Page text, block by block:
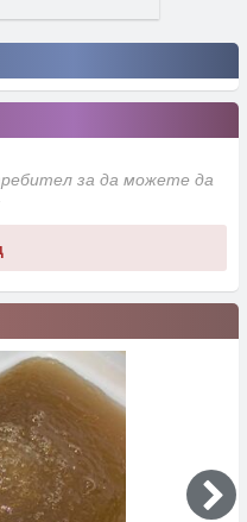
за да можете да